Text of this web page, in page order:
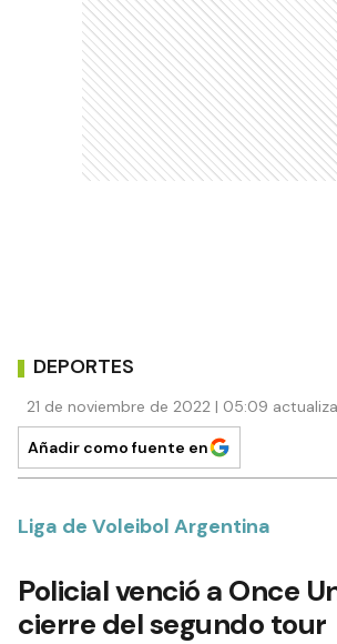
DEPORTES
21 de noviembre de 2022 | 05:09
Añadir como fuente en
Liga de Voleibol Argentina
Policial venció a Once
cierre del segundo tour